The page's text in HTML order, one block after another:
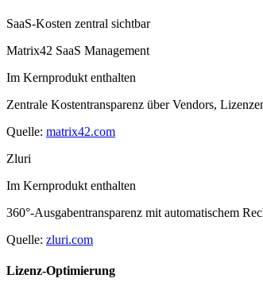
SaaS-Kosten zentral sichtbar
Matrix42 SaaS Management
Im Kernprodukt enthalten
Zentrale Kostentransparenz über Vendors,
Quelle: matrix42.com
Zluri
Im Kernprodukt enthalten
360°-Ausgabentransparenz mit automatischem
Quelle: zluri.com
Lizenz-Optimierung